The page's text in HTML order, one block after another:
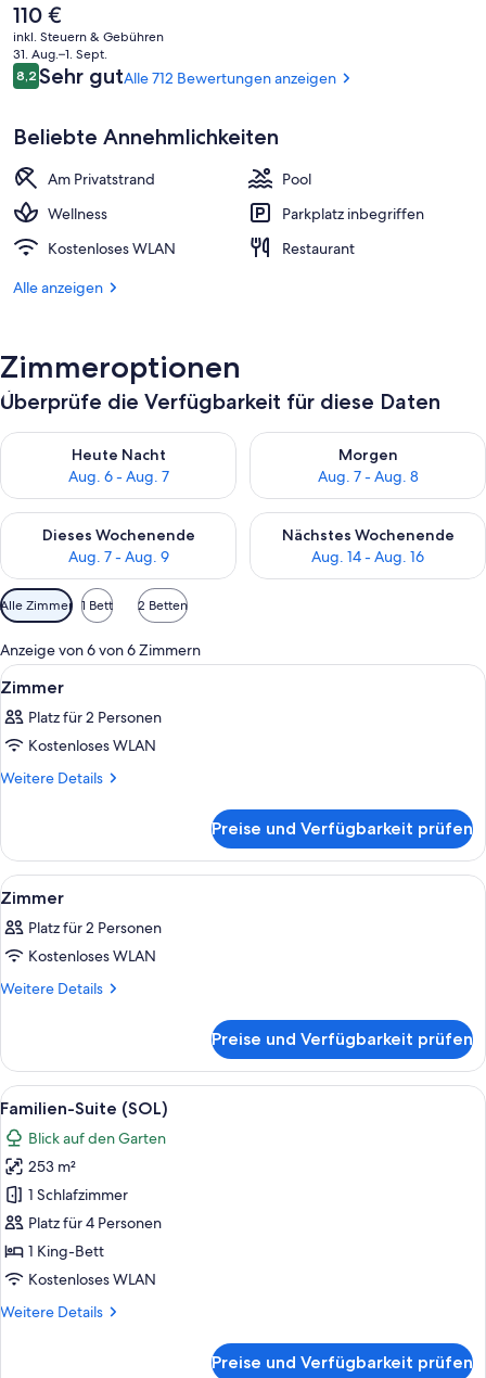
3 Restaurants; Frühstück,
Der
aktuelle
Preis
beträgt
110 €.
110 €
inkl. Steuern & Gebühren
31. Aug.–1. Sept.
Bewertungen
8,28,2 von 10.
Sehr gutAlle 712 Bewertungen anzeigen
Beliebte Annehmlichkeiten
Am Privatstrand
Pool
Wellness
Parkplatz inbegriffen
Kostenloses WLAN
Restaurant
Alle anzeigen
Zimmeroptionen
Überprüfe die Verfügbarkeit für diese Daten
Heute Nacht
Aug. 6 - Aug. 7
Überprüfe die Verfügbarkeit für heute Nacht, Aug. 6 - Aug. 7.
Morgen
Aug. 7 - Aug. 8
Überprüfe die Verfügbarkeit
Dieses Wochenende
Aug. 7 - Aug. 9
Überprüfe die Verfügbarkeit für dieses Wochenende, Aug. 7
Nächstes Wochenende
Aug. 14 - Aug. 16
Überprüfe die Verfügbarkeit
Verfügbare
Filter
für
Zimmer
Alle Zimmer 1 Bett 2 Betten
Anzeige von 6 von 6 Zimmern
Alle
Fotos
für
Zimmer
anzeigen
Ein modernes Hotelzimmer mit Bett,
8
Zimmer
Platz für 2 Personen
Kostenloses WLAN
Weitere Details
Weitere
Preise und Verfügbarkeit prüfen
Alle
Fotos
für
Zimmer
anzeigen
Ein Hotelzimmer mit Bett,
19
Zimmer
Platz für 2 Personen
Kostenloses WLAN
Weitere Details
Weitere
Preise und Verfügbarkeit prüfen
Alle
Fotos
für
Familien-
Suite
(SOL)
anzeigen
Ein großzügiger Wohnbereich mit
8
Familien-Suite (SOL)
Blick auf den Garten
253 m²
1 Schlafzimmer
Platz für 4 Personen
1 King-Bett
Kostenloses WLAN
Weitere Details
Weitere
Preise und Verfügbarkeit prüfen